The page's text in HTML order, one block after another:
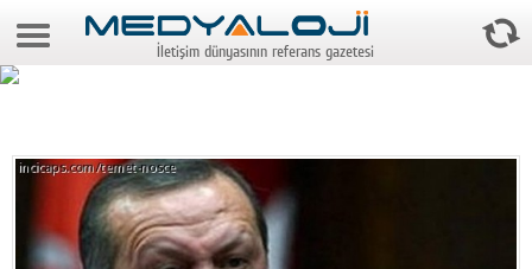
7 Ağustos 2026 3:30:32
Video Galeri
Gazeteler
Medya
İletişim dünyasının referans gazetesi